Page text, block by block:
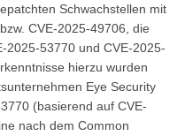
Schwachstellen mit
CVE-2025-49706, die
2025-53770 und CVE-2025-
hierzu wurden
Eye Security
(basierend auf CVE-
nach dem Common